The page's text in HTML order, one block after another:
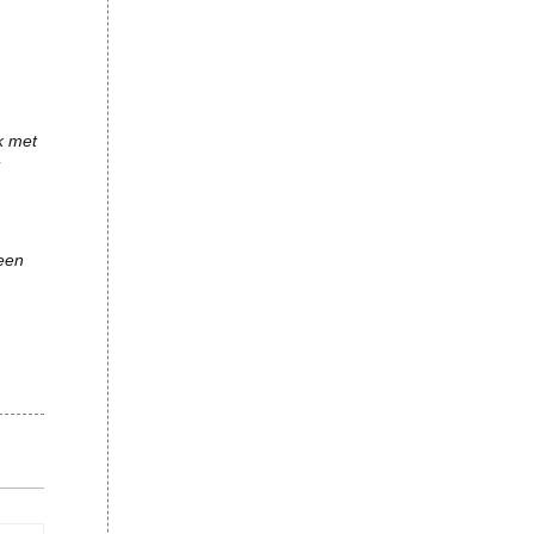
met